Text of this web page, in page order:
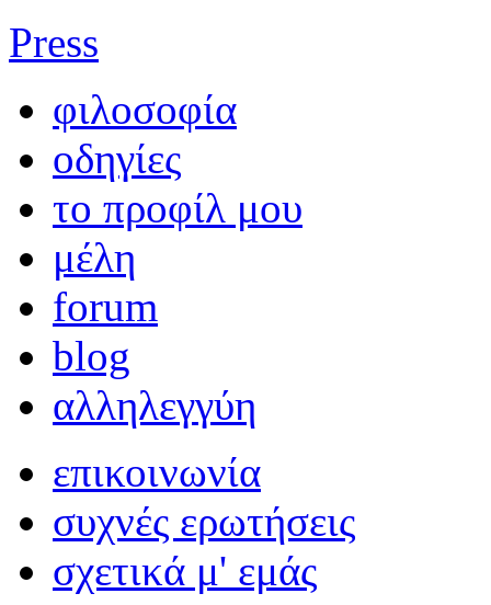
Press
φιλοσοφία
οδηγίες
το προφίλ μου
μέλη
forum
blog
αλληλεγγύη
επικοινωνία
συχνές ερωτήσεις
σχετικά μ' εμάς